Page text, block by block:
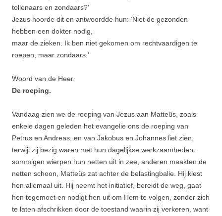
tollenaars en zondaars?’
Jezus hoorde dit en antwoordde hun: ‘Niet de gezonden
hebben een dokter nodig,
maar de zieken. Ik ben niet gekomen om rechtvaardigen te
roepen, maar zondaars.’
Woord van de Heer.
De roeping.
Vandaag zien we de roeping van Jezus aan Matteüs, zoals
enkele dagen geleden het evangelie ons de roeping van
Petrus en Andreas, en van Jakobus en Johannes liet zien,
terwijl zij bezig waren met hun dagelijkse werkzaamheden:
sommigen wierpen hun netten uit in zee, anderen maakten de
netten schoon, Matteüs zat achter de belastingbalie. Hij kiest
hen allemaal uit. Hij neemt het initiatief, bereidt de weg, gaat
hen tegemoet en nodigt hen uit om Hem te volgen, zonder zich
te laten afschrikken door de toestand waarin zij verkeren, want